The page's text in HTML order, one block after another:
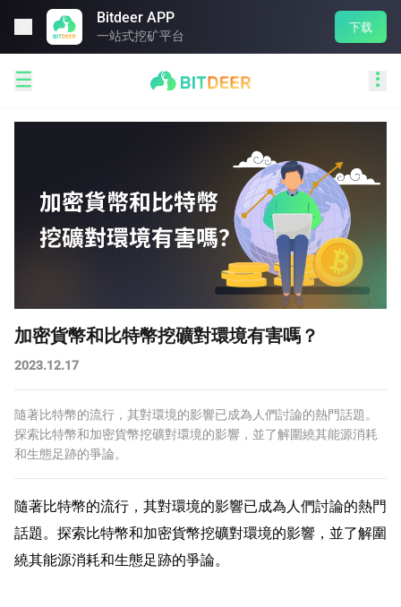
Bitdeer APP
一站式挖矿平台
下载
 
加密貨幣和比特幣挖礦對環境有害嗎？
2023.12.17
隨著比特幣的流行，其對環境的影響已成為人們討論的熱門話題。
探索比特幣和加密貨幣挖礦對環境的影響，並了解圍繞其能源消耗
和生態足跡的爭論。
隨著比特幣的流行，其對環境的影響已成為人們討論的熱門
話題。探索比特幣和加密貨幣挖礦對環境的影響，並了解圍
繞其能源消耗和生態足跡的爭論。